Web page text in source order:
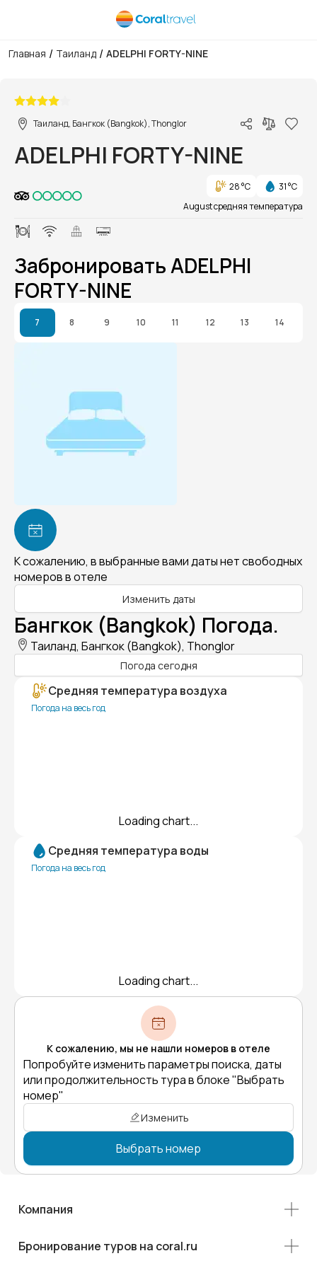
Главная / Таиланд / ADELPHI FORTY-NINE
Таиланд, Бангкок (Bangkok), Thonglor
ADELPHI FORTY-NINE
28 °C
31 °C
August средняя температура
Забронировать ADELPHI
FORTY-NINE
7 8 9 10 11 12 13 14
К сожалению, в выбранные вами даты нет свободных
номеров в отеле
Изменить даты
Бангкок (Bangkok) Погода.
Таиланд, Бангкок (Bangkok), Thonglor
Погода сегодня
Средняя температура воздуха
Погода на весь год
Loading chart...
Средняя температура воды
Погода на весь год
Loading chart...
К сожалению, мы не нашли номеров в отеле
Попробуйте изменить параметры поиска, даты
или продолжительность тура в блоке "Выбрать
номер"
Изменить
Выбрать номер
Компания
Бронирование туров на coral.ru